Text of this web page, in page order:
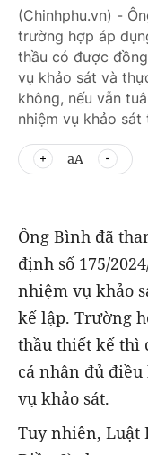
(Chinhphu.vn) -
trường hợp áp
thầu có được
vụ khảo sát và
không, nếu vẫn
nhiệm vụ khảo
aA
Ông Bình đã
định số 175/
nhiệm vụ khảo
kế lập. Trường
thầu thiết kế thì
cá nhân đủ
vụ khảo sát.
Tuy nhiên, Luật